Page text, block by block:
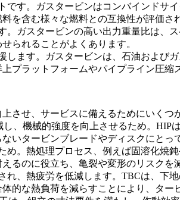
です。ガスタービンはコンバインド
を含む様々な燃料との互換性が評価さ
。ガスタービンの高い出力重量比は
られることがよくあります。
します。ガスタービンは、石油および
プラットフォームやパイプライン圧縮
させ、サービスに備えるためにいく
、機械的強度を向上させるため。 HIP
いタービンブレードやディスクにとっ
め。 熱処理プロセス、例えば固溶化焼鈍
るのに役立ち、亀裂や変形のリスクを
れ、熱疲労を低減します。 TBCは、下
的な熱負荷を減らすことにより、ター